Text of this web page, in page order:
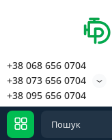
+38 068 656 0704
+38 073 656 0704
+38 095 656 0704